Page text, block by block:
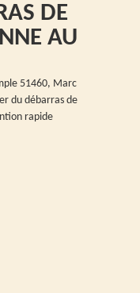
DE
AU
51460, Marc
du débarras de
rapide